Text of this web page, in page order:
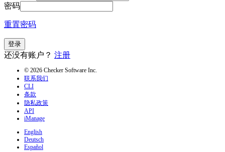
密码
重置密码
登录
还没有账户？ 注册
© 2026 Checker Software Inc.
联系我们
CLI
条款
隐私政策
API
iManage
English
Deutsch
Español